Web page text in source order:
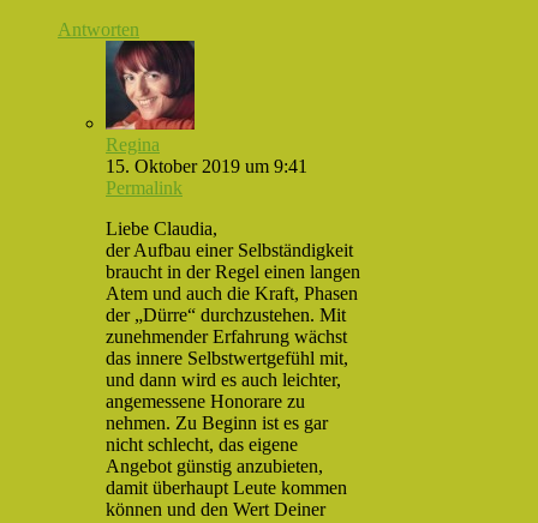
Antworten
Regina
15. Oktober 2019 um 9:41
Permalink
Liebe Claudia,
der Aufbau einer Selbständigkeit
braucht in der Regel einen langen
Atem und auch die Kraft, Phasen
der „Dürre“ durchzustehen. Mit
zunehmender Erfahrung wächst
das innere Selbstwertgefühl mit,
und dann wird es auch leichter,
angemessene Honorare zu
nehmen. Zu Beginn ist es gar
nicht schlecht, das eigene
Angebot günstig anzubieten,
damit überhaupt Leute kommen
können und den Wert Deiner